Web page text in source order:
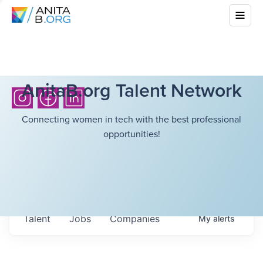
AnitaB.org Talent Network
Connecting women in tech with the best professional
opportunities!
Jobs Companies
Talent Myalerts